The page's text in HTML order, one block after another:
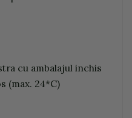
cu ambalajul inchis
(max. 24*C)